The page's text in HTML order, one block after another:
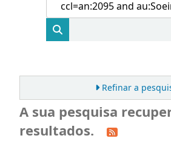
Refinar a
A sua pesquisa
resultados.